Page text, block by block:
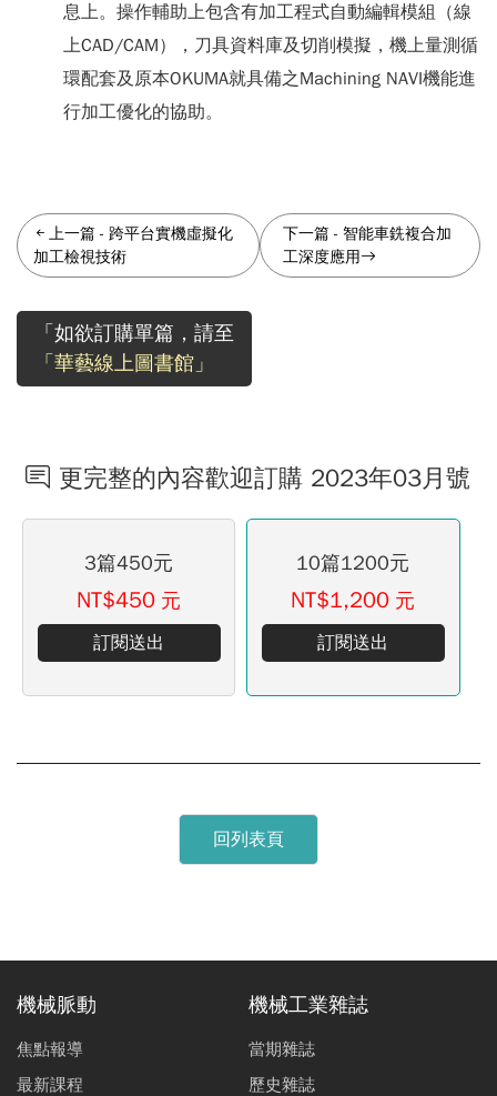
息上。操作輔助上包含有加工程式自動編輯模組（線
上CAD/CAM），刀具資料庫及切削模擬，機上量測循
環配套及原本OKUMA就具備之Machining NAVI機能進
行加工優化的協助。
上一篇 - 跨平台實機虛擬化
加工檢視技術
下一篇- 智能車銑複合加
工深度應用
「如欲訂購單篇，請至
「華藝線上圖書館」
更完整的內容歡迎訂購 2023年03月號
3篇450元
NT$450 元
訂閱送出
10篇1200元
NT$1,200 元
訂閱送出
回列表頁
機械脈動
焦點報導
最新課程
機械工業雜誌
當期雜誌
歷史雜誌